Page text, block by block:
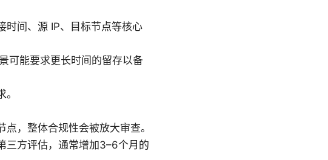
时间、源 IP、目标节点等核心
可能要求更长时间的留存以备
，整体合规性会被放大审查。
三方评估，通常增加3–6个月的